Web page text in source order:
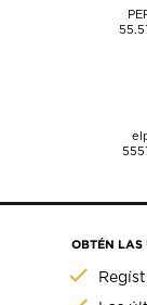
OBTÉN LAS